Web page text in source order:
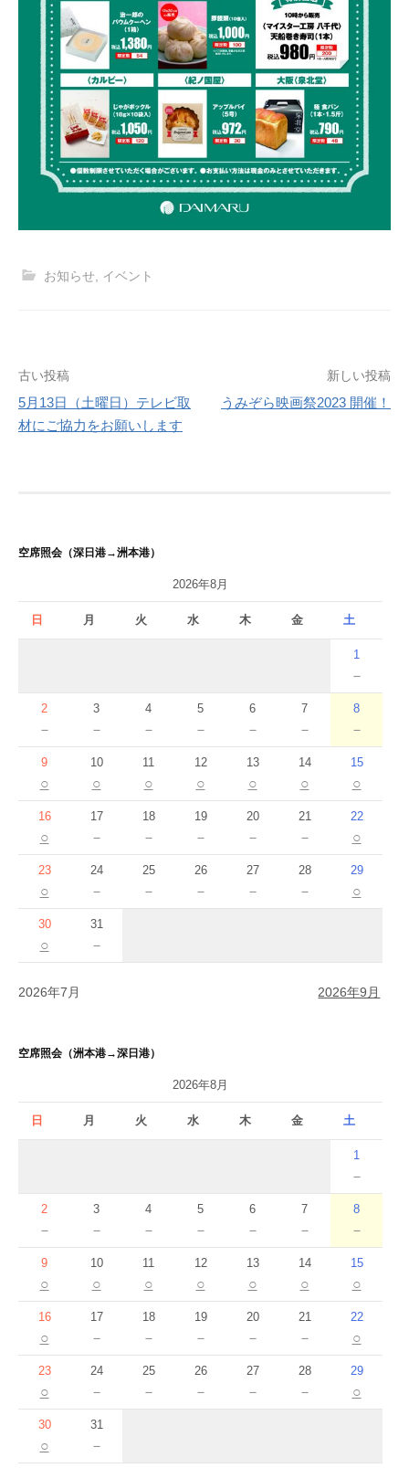
お知らせ イベント
投
稿
ー
ョ
ン
古い投稿
5月13日（土曜日）テレビ取
材にご協力をお願いします
新しい投稿
うみぞら映画祭2023 開催！
空席照会（深日港→洲本港）
2026年8月
日 月 火 水 木 金 土
1
－
2
－
3
－
4
－
5
－
6
－
7
－
8
－
9
○
10
○
11
○
12
○
13
○
14
○
15
○
16
○
17
－
18
－
19
－
20
－
21
－
22
○
23
○
24
－
25
－
26
－
27
－
28
－
29
○
30
○
31
－
2026年7月 2026年9月
空席照会（洲本港→深日港）
2026年8月
日 月 火 水 木 金 土
1
－
2
－
3
－
4
－
5
－
6
－
7
－
8
－
9
○
10
○
11
○
12
○
13
○
14
○
15
○
16
○
17
－
18
－
19
－
20
－
21
－
22
○
23
○
24
－
25
－
26
－
27
－
28
－
29
○
30
○
31
－